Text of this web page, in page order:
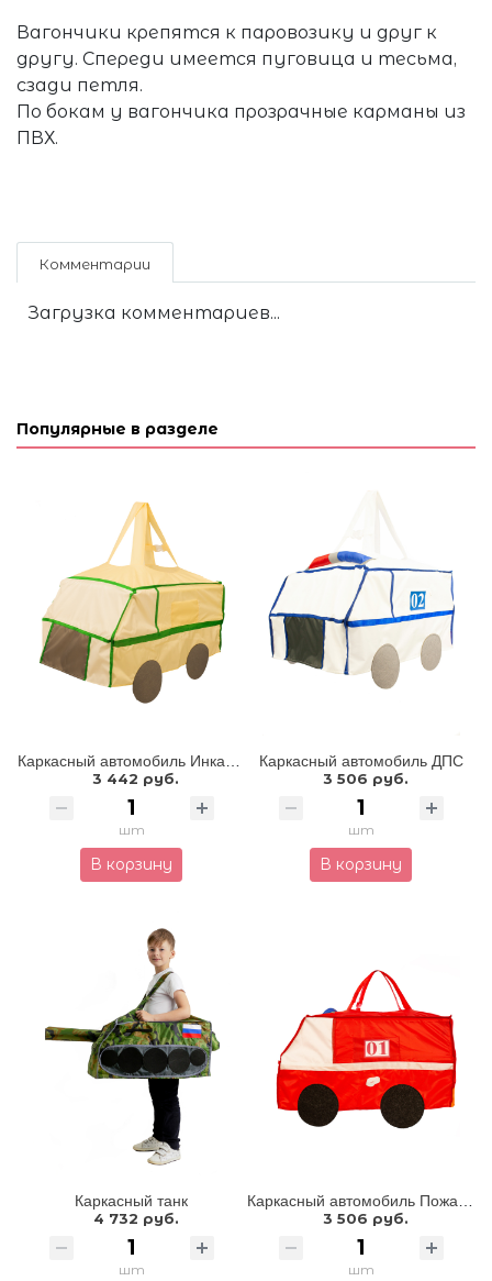
Вагончики крепятся к паровозику и друг к
другу. Спереди имеется пуговица и тесьма,
сзади петля.
По бокам у вагончика прозрачные карманы из
ПВХ.
Комментарии
Загрузка комментариев...
Популярные в разделе
Каркасный автомобиль Инкассация
3 442 руб.
шт
В корзину
Каркасный автомобиль ДПС
3 506 руб.
шт
В корзину
Каркасный танк
4 732 руб.
шт
Каркасный автомобиль Пожарная машина
3 506 руб.
шт